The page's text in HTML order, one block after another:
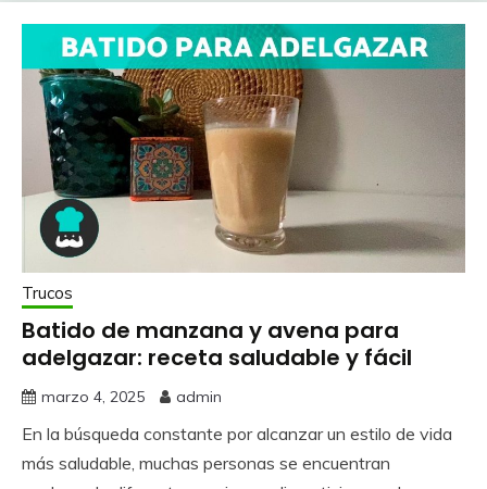
Trucos
Batido de manzana y avena para
adelgazar: receta saludable y fácil
marzo 4, 2025 admin
En la búsqueda constante por alcanzar un estilo de vida
más saludable, muchas personas se encuentran